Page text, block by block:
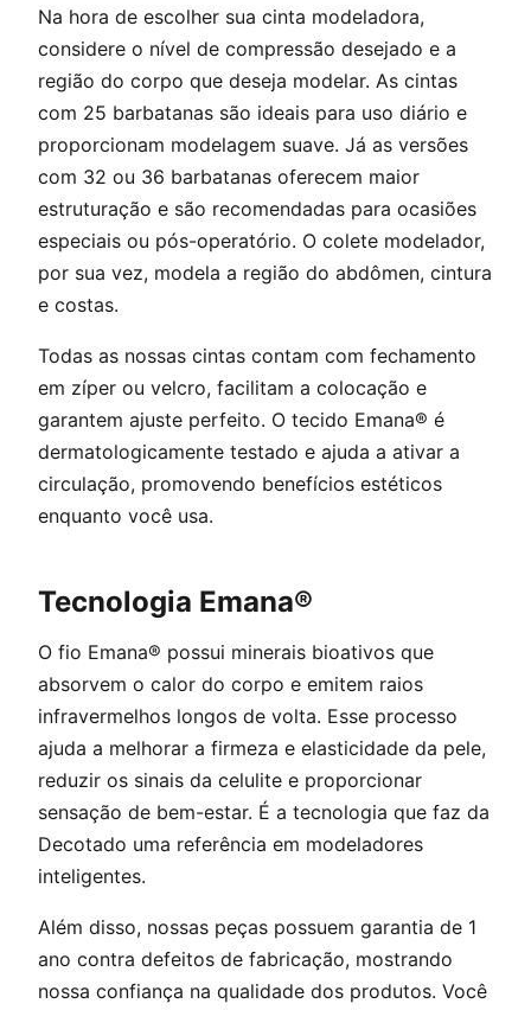
Na hora de escolher sua cinta modeladora,
considere o nível de compressão desejado e a
região do corpo que deseja modelar. As cintas
com 25 barbatanas são ideais para uso diário e
proporcionam modelagem suave. Já as versões
com 32 ou 36 barbatanas oferecem maior
estruturação e são recomendadas para ocasiões
especiais ou pós-operatório. O colete modelador,
por sua vez, modela a região do abdômen, cintura
e costas.
Todas as nossas cintas contam com fechamento
em zíper ou velcro, facilitam a colocação e
garantem ajuste perfeito. O tecido Emana® é
dermatologicamente testado e ajuda a ativar a
circulação, promovendo benefícios estéticos
enquanto você usa.
Tecnologia Emana®
O fio Emana® possui minerais bioativos que
absorvem o calor do corpo e emitem raios
infravermelhos longos de volta. Esse processo
ajuda a melhorar a firmeza e elasticidade da pele,
reduzir os sinais da celulite e proporcionar
sensação de bem-estar. É a tecnologia que faz da
Decotado uma referência em modeladores
inteligentes.
Além disso, nossas peças possuem garantia de 1
ano contra defeitos de fabricação, mostrando
nossa confiança na qualidade dos produtos. Você